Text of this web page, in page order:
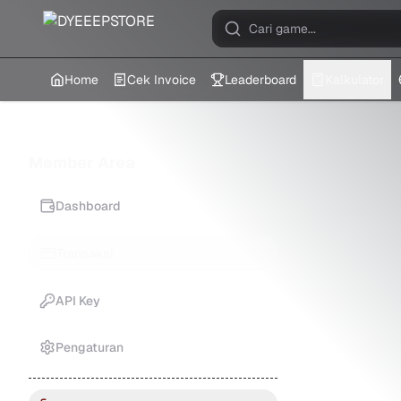
Home Cek Invoice Leaderboard
Dashboard
API Key
Pengaturan